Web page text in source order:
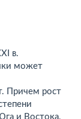
в.
может
Причем рост
и Востока,